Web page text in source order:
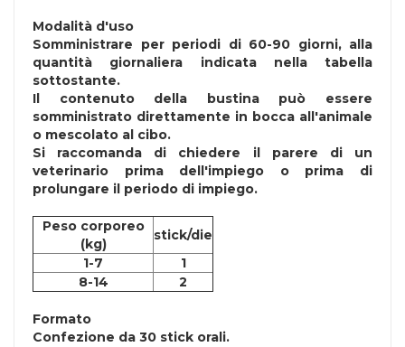
Modalità d'uso
Somministrare per periodi di 60-90 giorni, alla
quantità giornaliera indicata nella tabella
sottostante.
Il contenuto della bustina può essere
somministrato direttamente in bocca all'animale
o mescolato al cibo.
Si raccomanda di chiedere il parere di un
veterinario prima dell'impiego o prima di
prolungare il periodo di impiego.
Peso corporeo
(kg)
stick/die
1-7
1
8-14
2
Formato
Confezione da 30 stick orali.